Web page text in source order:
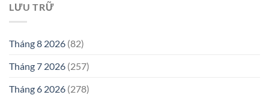
LƯU TRỮ
Tháng 8 2026 (82)
Tháng 7 2026 (257)
Tháng 6 2026 (278)